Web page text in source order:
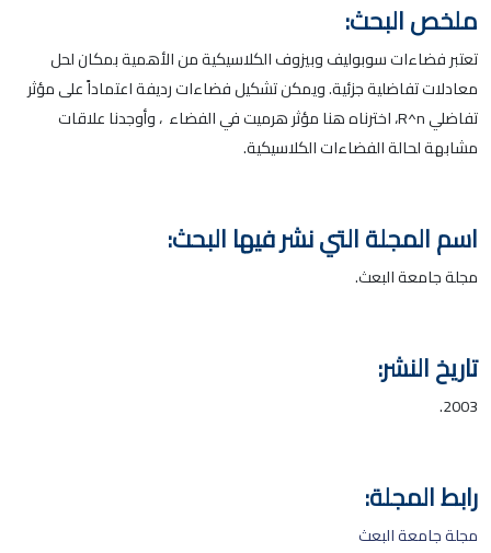
ملخص البحث:
تعتبر فضاءات سوبوليف وبيزوف الكلاسيكية من الأهمية بمكان لحل
معادلات تفاضلية جزئية. ويمكن تشكيل فضاءات رديفة اعتماداً على مؤثر
تفاضلي R^n، اخترناه هنا مؤثر هرميت في الفضاء ، وأوجدنا علاقات
مشابهة لحالة الفضاءات الكلاسيكية.
اسم المجلة التي نشر فيها البحث:
مجلة جامعة البعث.
تاريخ النشر:
2003.
رابط المجلة:
مجلة جامعة البعث